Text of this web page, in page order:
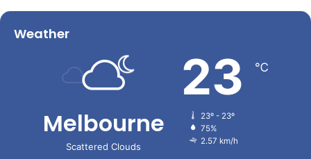
Weather
Melbourne
Scattered Clouds
23 ℃
23º - 23º
75%
2.57 km/h